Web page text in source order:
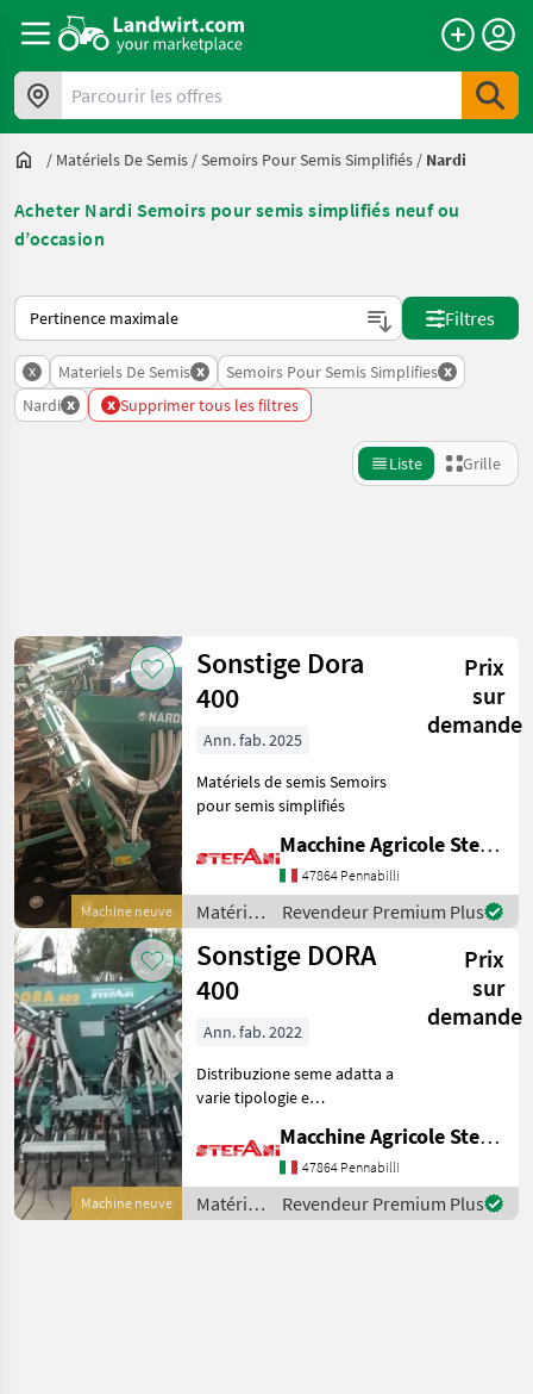
Parcourir les offres
/ Matériels De Semis /Semoirs Pour Semis Simplifiés / Nardi
Acheter Nardi Semoirs pour semis simplifiés neuf ou
d’occasion
Voici comment les annonces sont triées sur Landwirt.com
Filtres
x Materiels De Semis x Semoirs Pour Semis Simplifies x
Nardi x x Supprimer tous les filtres
Liste Grille
Catégorie 4 Pays Filtres
CHEMIN
ACTUEL
matériel
agricole
Materiels
De Semis
Semoirs
Pour
Semis
Simplifies
Nardi
CHOISIR
UNE
CATÉGORIE
Nardi
Horsch
Réinitialiser
Afficher
résultats
Machine neuve
Sonstige Dora
400
Prix
sur
demande
Ann. fab. 2025
Matériels de semis Semoirs
pour semis simplifiés
Macchine Agricole Stefani Luciano
47864 Pennabilli
Matériels
de semis
/ Nardi
Revendeur Premium Plus
Machine neuve
Sonstige DORA
400
Prix
sur
demande
Ann. fab. 2022
Distribuzione seme adatta a
varie tipologie e
grande potenza per una
distribuzione uniforme
anche in pendenza
Tramoggia conica ad
Macchine Agricole Stefani Luciano
47864 Pennabilli
Matériels
de semis
Revendeur Premium Plus